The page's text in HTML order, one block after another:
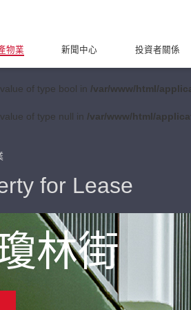
of type bool in /var/www/html/
of type null in /var/www/html/
物業 新聞中心 投資者關係
for Lease
林街